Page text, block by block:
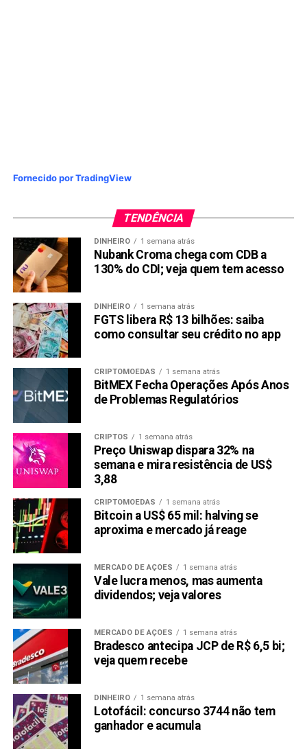
Fornecido por TradingView
TENDÊNCIA
DINHEIRO 1 semana atrás
Nubank Croma chega com CDB a
130% do CDI; veja quem tem acesso
DINHEIRO 1 semana atrás
FGTS libera R$ 13 bilhões: saiba
como consultar seu crédito no app
CRIPTOMOEDAS 1 semana atrás
BitMEX Fecha Operações Após Anos
de Problemas Regulatórios
CRIPTOS 1 semana atrás
Preço Uniswap dispara 32% na
semana e mira resistência de US$
3,88
CRIPTOMOEDAS 1 semana atrás
Bitcoin a US$ 65 mil: halving se
aproxima e mercado já reage
MERCADO DE AÇÕES 1 semana atrás
Vale lucra menos, mas aumenta
dividendos; veja valores
MERCADO DE AÇÕES 1 semana atrás
Bradesco antecipa JCP de R$ 6,5 bi;
veja quem recebe
DINHEIRO 1 semana atrás
Lotofácil: concurso 3744 não tem
ganhador e acumula